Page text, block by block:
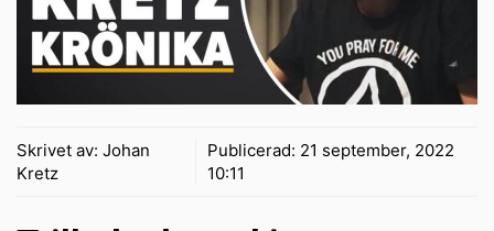
Skrivet av: Johan
Kretz
Publicerad: 21 september, 2022
10:11